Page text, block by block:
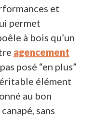
et
permet
à bois qu’un
agencement
posé “en plus”
élément
au bon
sans